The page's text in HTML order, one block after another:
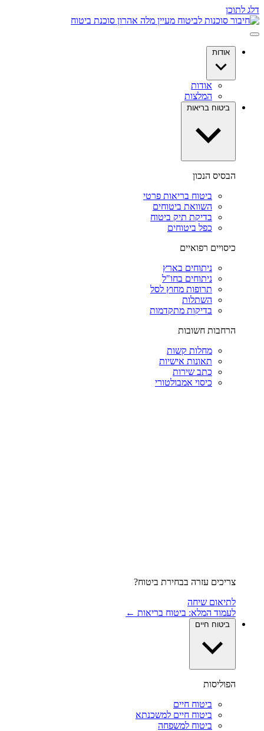
דלג לתוכן
אודות
אודות
המלצות
ביטוח בריאות
הבסיס הנכון
ביטוח בריאות פרטי
השוואת ביטוחים
בדיקת תיק ביטוח
כפל ביטוחים
כיסויים רפואיים
ניתוחים בארץ
ניתוחים בחו"ל
תרופות מחוץ לסל
השתלות
בדיקות מתקדמות
הרחבות חשובות
מחלות קשות
תאונות אישיות
כתב שירות
כיסוי אמבולטורי
צריכים עזרה בבחירת ביטוח?
לתיאום שיחה
לעמוד המלא: ביטוח בריאות ←
ביטוח חיים
הפוליסות
ביטוח חיים
ביטוח חיים למשכנתא
ביטוח למשפחה